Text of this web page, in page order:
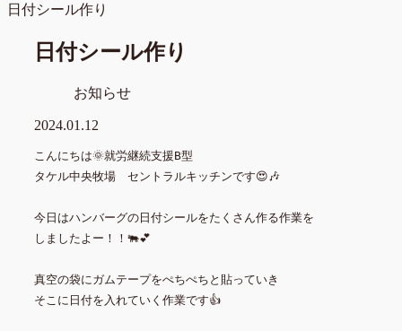
日付シール作り
日付シール作り
お知らせ
2024.01.12
こんにちは🌞就労継続支援B型
タケル中央牧場　セントラルキッチンです😍🎶
今日はハンバーグの日付シールをたくさん作る作業を
しましたよー！！🐃💕
真空の袋にガムテープをぺちぺちと貼っていき